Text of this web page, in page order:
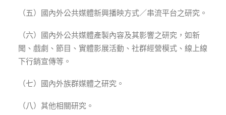
（五）國內外公共媒體新興播映方式／串流平台之研究。
（六）國內外公共媒體產製內容及其影響之研究，如新
聞、戲劇、節目、實體影展活動、社群經營模式、線上線
下行銷宣傳等。
（七）國內外族群媒體之研究。
（八）其他相關研究。